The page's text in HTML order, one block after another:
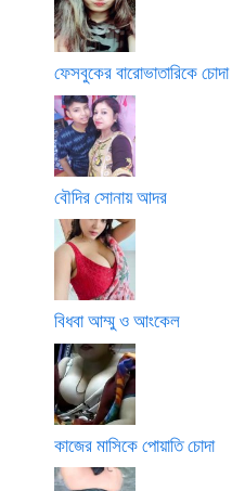
ফেসবুকের বারোভাতারিকে চোদা
বৌদির সোনায় আদর
বিধবা আম্মু ও আংকেল
কাজের মাসিকে পোয়াতি চোদা